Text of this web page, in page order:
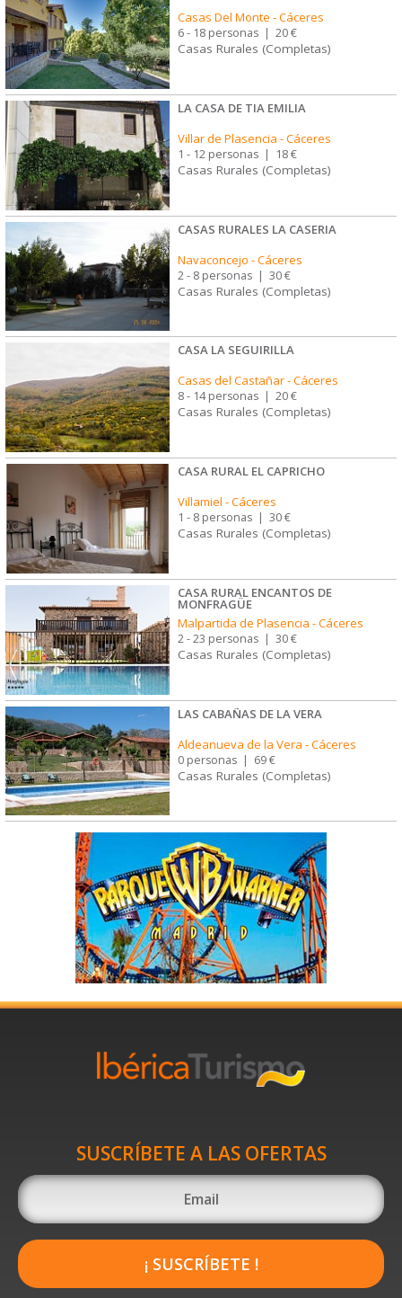
Casas Del Monte -Cáceres
6 - 18 personas | 20 €
Casas Rurales (Completas)
LA CASA DE TIA EMILIA
Villar de Plasencia -Cáceres
1 - 12 personas | 18 €
Casas Rurales (Completas)
CASAS RURALES LA CASERIA
Navaconcejo -Cáceres
2 - 8 personas | 30 €
Casas Rurales (Completas)
CASA LA SEGUIRILLA
Casas del Castañar-Cáceres
8 - 14 personas | 20 €
Casas Rurales (Completas)
CASA RURAL EL CAPRICHO
Villamiel -Cáceres
1 - 8 personas | 30 €
Casas Rurales (Completas)
CASA RURAL ENCANTOS DE
MONFRAGÜE
Malpartida de Plasencia -Cáceres
2 - 23 personas | 30 €
Casas Rurales (Completas)
LAS CABAÑAS DE LA VERA
Aldeanueva de la Vera -Cáceres
0 personas | 69 €
Casas Rurales (Completas)
SUSCRÍBETE A LAS OFERTAS
¡ SUSCRÍBETE !